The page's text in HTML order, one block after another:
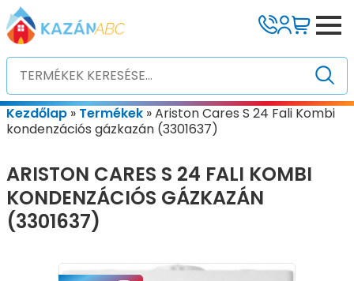
Kezdőlap » Termékek »Ariston Cares S 24 Fali Kombi
kondenzációs gázkazán (3301637)
ARISTON CARES S 24 FALI KOMBI
KONDENZÁCIÓS GÁZKAZÁN
(3301637)